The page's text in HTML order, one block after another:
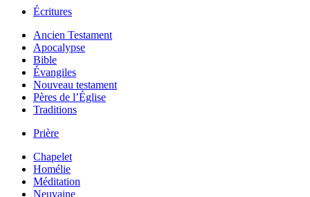
Écritures
Ancien Testament
Apocalypse
Bible
Évangiles
Nouveau testament
Pères de l’Église
Traditions
Prière
Chapelet
Homélie
Méditation
Neuvaine